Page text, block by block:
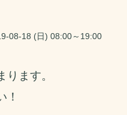
08-18 (日) 08:00～19:00
ます。
！